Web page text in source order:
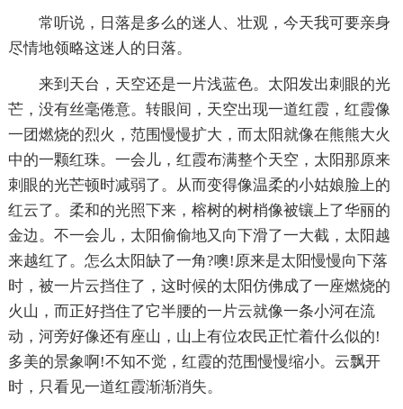
常听说，日落是多么的迷人、壮观，今天我可要亲身
尽情地领略这迷人的日落。
来到天台，天空还是一片浅蓝色。太阳发出刺眼的光
芒，没有丝毫倦意。转眼间，天空出现一道红霞，红霞像
一团燃烧的烈火，范围慢慢扩大，而太阳就像在熊熊大火
中的一颗红珠。一会儿，红霞布满整个天空，太阳那原来
刺眼的光芒顿时减弱了。从而变得像温柔的小姑娘脸上的
红云了。柔和的光照下来，榕树的树梢像被镶上了华丽的
金边。不一会儿，太阳偷偷地又向下滑了一大截，太阳越
来越红了。怎么太阳缺了一角?噢!原来是太阳慢慢向下落
时，被一片云挡住了，这时候的太阳仿佛成了一座燃烧的
火山，而正好挡住了它半腰的一片云就像一条小河在流
动，河旁好像还有座山，山上有位农民正忙着什么似的!
多美的景象啊!不知不觉，红霞的范围慢慢缩小。云飘开
时，只看见一道红霞渐渐消失。